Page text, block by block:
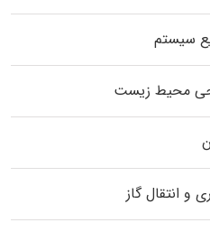
سیستم
محیط زیست
و انتقال گاز